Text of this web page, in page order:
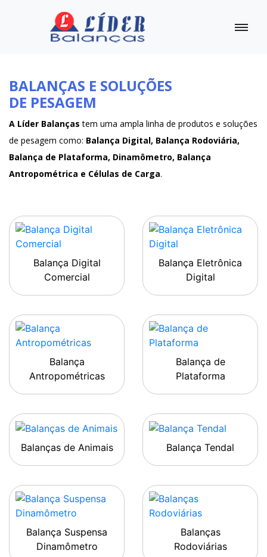
BALANÇAS E SOLUÇÕES
DE PESAGEM
A Líder Balanças tem uma ampla linha de produtos e soluções
de pesagem como: Balança Digital, Balança Rodoviária,
Balança de Plataforma, Dinamômetro, Balança
Antropométrica e Células de Carga.
Balança Digital
Comercial
Balança Eletrônica
Digital
Balança
Antropométricas
Balança de
Plataforma
Balanças de Animais Balança Tendal
Balança Suspensa
Dinamômetro
Balanças
Rodoviárias